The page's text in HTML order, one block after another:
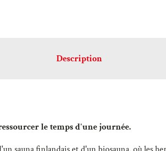
Description
le temps d'une journée.